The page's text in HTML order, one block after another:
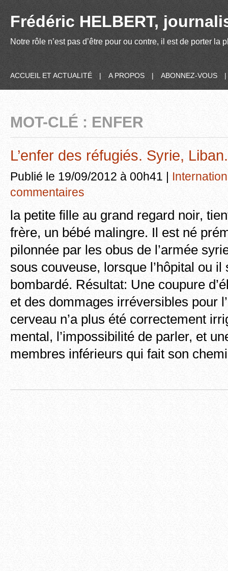
Frédéric HELBERT,
Notre rôle n’est pas d’être pour ou contre, il est de porter
ACCUEIL ET ACTUALITÉ | A PROPOS | ABONNEZ-VOUS |
MOT-CLÉ : ENFER
L’enfer des réfugiés. Syrie, Liban.
Publié le 19/09/2012 à 00h41 |
commentaires
la petite fille au grand regard noir,
frère, un bébé malingre. Il est né
pilonnée par les obus de l’armée
sous couveuse, lorsque l’hôpital ou il
bombardé. Résultat: Une coupure
et des dommages irréversibles pour
cerveau n’a plus été correctement
mental, l’impossibilité de parler, et
membres inférieurs qui fait son